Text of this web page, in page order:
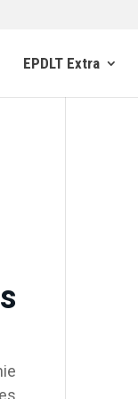
EPDLT Extra